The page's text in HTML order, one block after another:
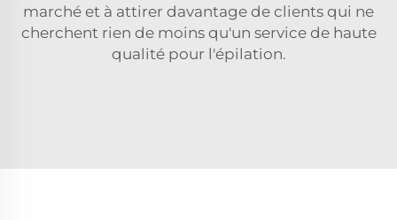
marché et à attirer davantage de clients qui ne
cherchent rien de moins qu'un service de haute
qualité pour l'épilation.